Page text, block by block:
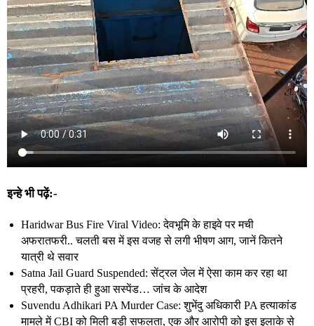
इन्हे भी पढ़ें:-
Haridwar Bus Fire Viral Video: देवभूमि के हाइवे पर मची
अफरातफरी.. चलती बस में इस वजह से लगी भीषण आग, जानें कितने
यात्री थे सवार
Satna Jail Guard Suspended: सेंट्रल जेल में ऐसा काम कर रहा था
प्रहरी, पकड़ाते ही हुआ सस्पेंड… जांच के आदेश
Suvendu Adhikari PA Murder Case: शुभेंदु अधिकारी PA हत्याकांड
मामले में CBI को मिली बड़ी सफलता, एक और आरोपी को इस इलाके से